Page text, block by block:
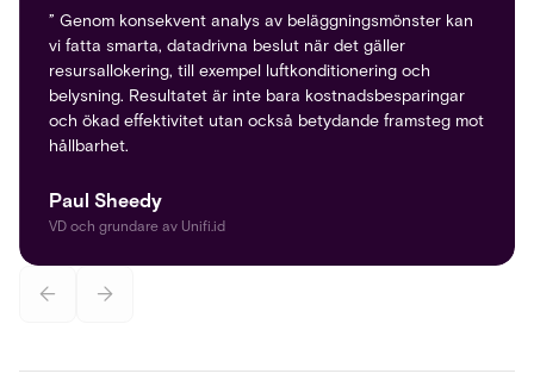
” Genom konsekvent analys av beläggningsmönster kan
vi fatta smarta, datadrivna beslut när det gäller
resursallokering, till exempel luftkonditionering och
belysning. Resultatet är inte bara kostnadsbesparingar
och ökad effektivitet utan också betydande framsteg mot
hållbarhet.
Paul Sheedy
VD och grundare av Unifi.id